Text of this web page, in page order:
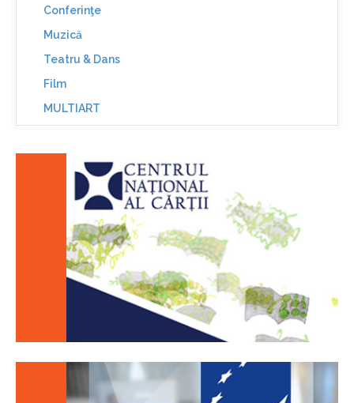
Conferinţe
Muzică
Teatru & Dans
Film
MULTIART